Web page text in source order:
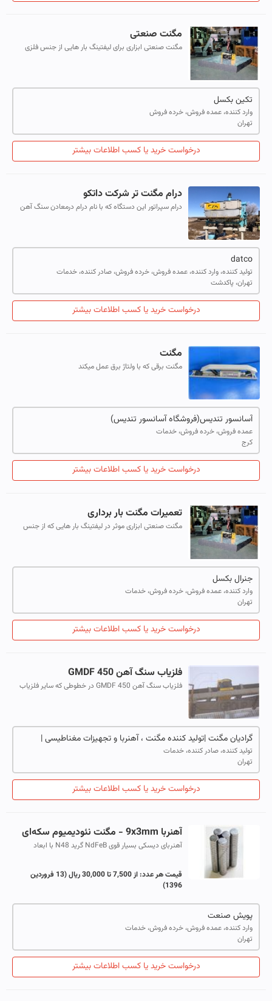
مگنت صنعتی
مگنت صنعتی ابزاری برای لیفتینگ بار هایی از جنس فلزی
تکین بکسل
وارد کننده، عمده فروش، خرده فروش
تهران
درخواست خرید یا کسب اطلاعات بیشتر
درام مگنت تر شرکت داتکو
درام سپراتور این دستگاه که با نام درام درمعادن سنگ آهن
datco
تولید کننده، وارد کننده، عمده فروش، خرده فروش، صادر کننده، خدمات
تهران، پاکدشت
درخواست خرید یا کسب اطلاعات بیشتر
مگنت
مگنت برقی که با ولتاژ برق عمل میکند
آسانسور تندیس(فروشگاه آسانسور تندیس)
عمده فروش، خرده فروش، خدمات
کرج
درخواست خرید یا کسب اطلاعات بیشتر
تعمیرات مگنت بار برداری
مگنت صنعتی ابزاری موثر در لیفتینگ بار هایی که از جنس
جنرال بکسل
وارد کننده، عمده فروش، خرده فروش، خدمات
تهران
درخواست خرید یا کسب اطلاعات بیشتر
فلزیاب سنگ آهن GMDF 450
فلزیاب سنگ آهن GMDF 450 در خطوطی که سایر فلزیاب
گرادیان مگنت |تولید کننده مگنت ، آهنربا و تجهیزات مغناطیسی |
تولید کننده، صادر کننده، خدمات
تهران
درخواست خرید یا کسب اطلاعات بیشتر
آهنربا 9x3mm - مگنت نئودیمیوم سکه‌ای
آهنربای دیسکی بسیار قوی NdFeB گرید N48 با ابعاد
قیمت هر عدد:از 7,500 تا 30,000 ریال
(13 فروردین
1396)
پویش صنعت
وارد کننده، عمده فروش، خرده فروش، خدمات
تهران
درخواست خرید یا کسب اطلاعات بیشتر